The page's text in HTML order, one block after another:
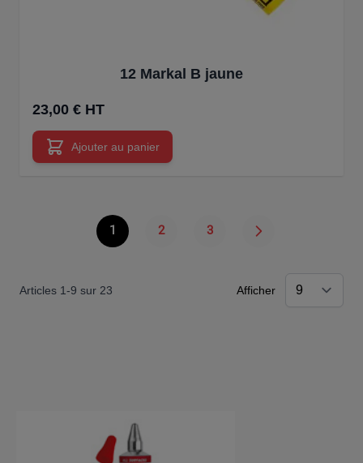
12 Markal B jaune
23,00 € HT
Ajouter au panier
Articles 1-9 sur 23
Vous lisez actuellement la page
1 Page
2 Page
3
Afficher